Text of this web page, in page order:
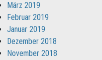
März 2019
Februar 2019
Januar 2019
Dezember 2018
November 2018